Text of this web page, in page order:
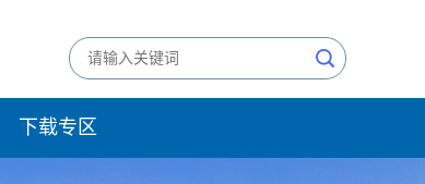
下载专区